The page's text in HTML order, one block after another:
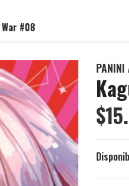
#08
PANINI